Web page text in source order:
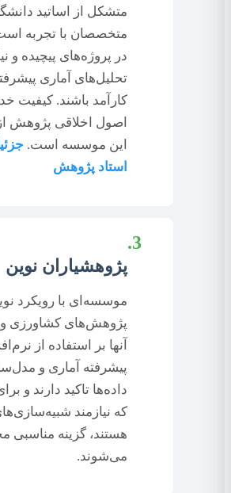
متشکل از اساتید
متخصصان با تجربه
در پروژه‌های پیچیده و
تحلیل‌های آماری
کارآمد باشند. کیفیت
اصول اخلاقی پژوهش
این موسسه است.
استاد پژوهش
3.
پژوهشیاران نوین
موسسه‌ای با رویکرد
پژوهش‌های کشاورزی
آنها بر استفاده از
پیشرفته آماری و
داده‌ها تاکید دارند و
که نیازمند
هستند، گزینه
می‌شوند.